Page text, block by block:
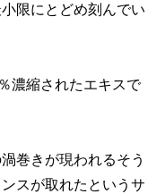
限にとどめ刻んでい
濃縮されたエキスで
巻きが現われるそう
スが取れたというサ